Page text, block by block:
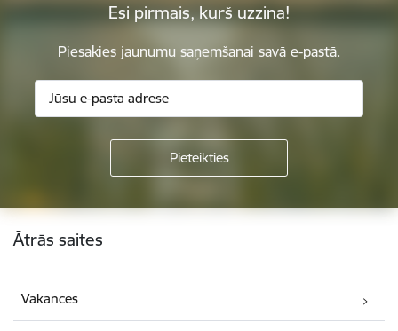
Esi pirmais, kurš uzzina!
Piesakies jaunumu saņemšanai savā e-pastā.
Kājene
Ātrās saites
Vakances